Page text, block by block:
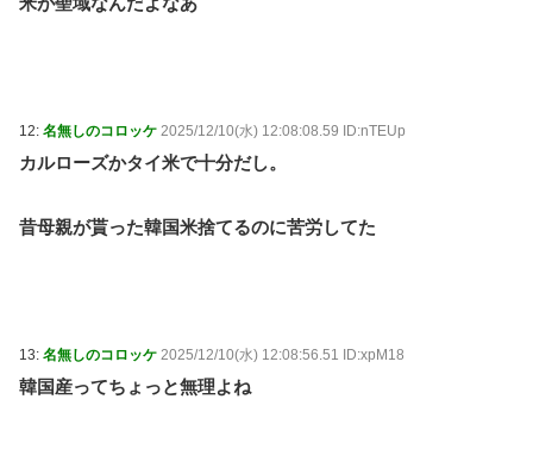
12: 名無しのコロッケ 2025/12/10(水) 12:08:08.59 ID:nTEUp
カルローズかタイ米で十分だし。
昔母親が貰った韓国米捨てるのに苦労してた
13: 名無しのコロッケ 2025/12/10(水) 12:08:56.51 ID:xpM18
韓国産ってちょっと無理よね